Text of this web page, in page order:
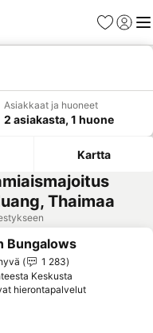
Suosikit
Asiakkaat ja huoneet
2 asiakasta, 1 huone
Kartta
Thaimaa
Bungalows
1 283
Keskusta
hierontapalvelut